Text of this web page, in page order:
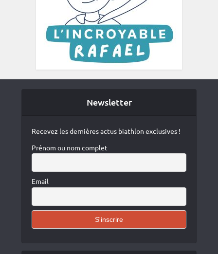
Newsletter
Recevez les dernières actus biathlon exclusives !
Prénom ou nom complet
Email